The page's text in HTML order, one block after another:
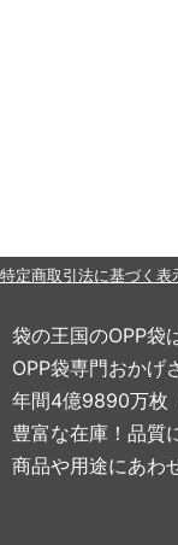
特定商取引法に基づく表
袋の王国のOPP袋
OPP袋専門おかげ
年間4億9890万枚
豊富な在庫！品質
商品や用途にあわ